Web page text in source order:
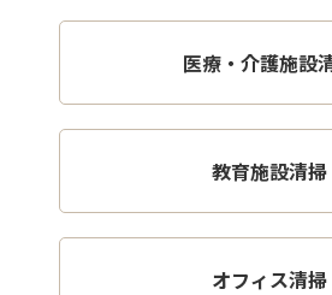
医療・介護施設
教育施設清掃
オフィス清掃